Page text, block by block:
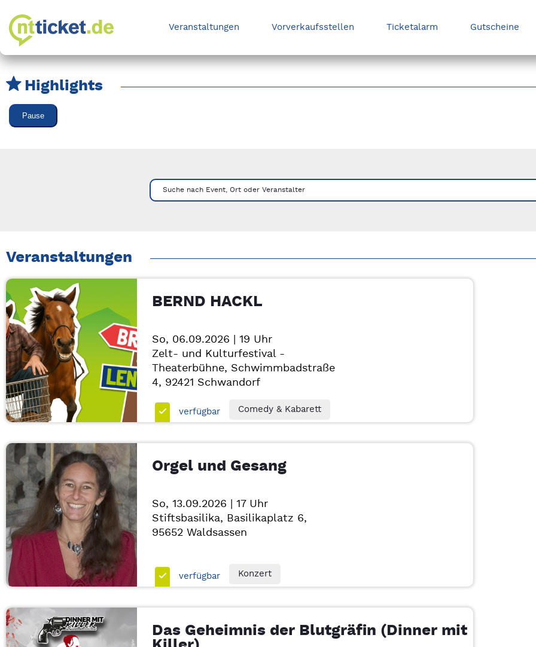
Veranstaltungen Vorverkaufsstellen Ticketalarm Gutscheine
Highlights
Karussell Veranstaltungen überspringen
Pause
Suche nach Event, Ort oder Veranstalter
Veranstaltungen
BERND HACKL
So, 06.09.2026 | 19 Uhr
Zelt- und Kulturfestival -
Theaterbühne, Schwimmbadstraße
4, 92421 Schwandorf
verfügbar Comedy & Kabarett
Orgel und Gesang
So, 13.09.2026 | 17 Uhr
Stiftsbasilika, Basilikaplatz 6,
95652 Waldsassen
verfügbar Konzert
Das Geheimnis der Blutgräfin (Dinner mit